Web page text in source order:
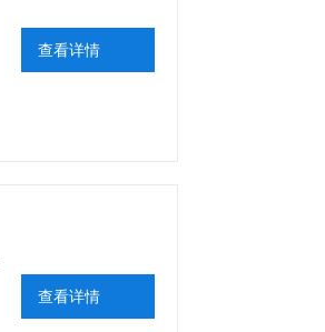
查看详情
查看详情